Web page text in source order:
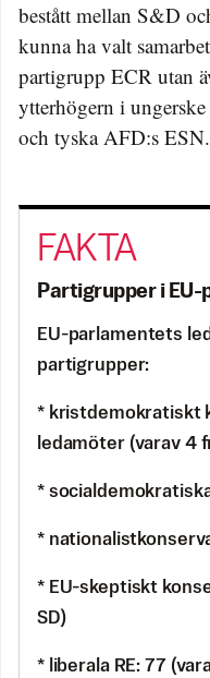
bestått mellan S&D
kunna ha valt
partigrupp ECR utan
ytterhögern i
och tyska AFD:s ESN.
Partigrupper i
EU-parlamentets
partigrupper:
* kristdemokratiskt
ledamöter (varav 4
*
*
* EU-skeptiskt
SD)
* liberala RE: 77